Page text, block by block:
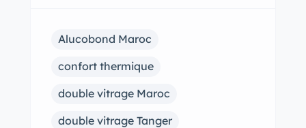
Alucobond Maroc
confort thermique
double vitrage Maroc
double vitrage Tanger